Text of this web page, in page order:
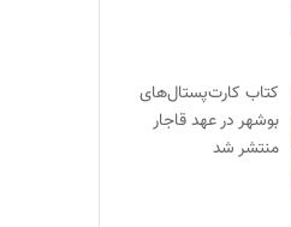
کتاب کارت‌پستال‌های
بوشهر در عهد قاجار
منتشر شد